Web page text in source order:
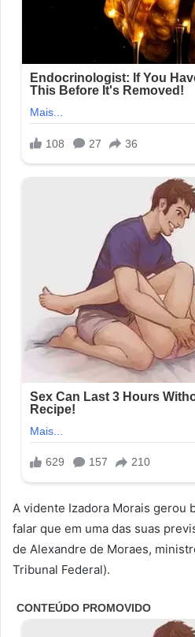
A vidente Izadora Morais gerou
falar que em uma das suas
de Alexandre de Moraes,
Tribunal Federal).